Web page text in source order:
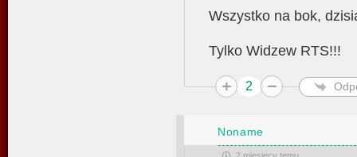
Wszystko na bok,
Tylko Widzew RTS!!!
2
Noname